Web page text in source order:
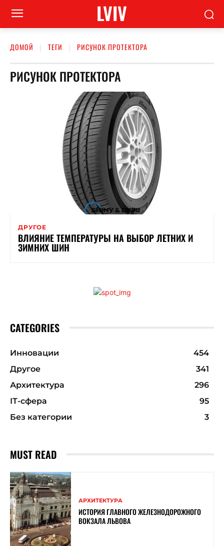
LVIV
ДОМОЙ ТЕГИ РИСУНОК ПРОТЕКТОРА
РИСУНОК ПРОТЕКТОРА
ДРУГОЕ
ВЛИЯНИЕ ТЕМПЕРАТУРЫ НА ВЫБОР ЛЕТНИХ И
ЗИМНИХ ШИН
CATEGORIES
Инновации
454
Другое
341
Архитектура
296
ІТ-сфера
95
Без категории
3
MUST READ
АРХИТЕКТУРА
ИСТОРИЯ ГЛАВНОГО ЖЕЛЕЗНОДОРОЖНОГО
ВОКЗАЛА ЛЬВОВА